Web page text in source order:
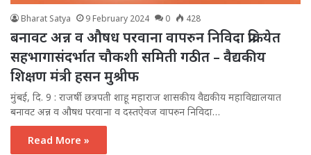
Bharat Satya 9 February 2024 0 428
बनावट अन्न व औषध परवाना वापरुन निविदा प्रक्रियेत
सहभागासंदर्भात चौकशी समिती गठीत – वैद्यकीय
शिक्षण मंत्री हसन मुश्रीफ
मुंबई, दि. 9 : राजर्षी छत्रपती शाहू महाराज शासकीय वैद्यकीय महाविद्यालयात
बनावट अन्न व औषध परवाना व दस्तऐवज वापरुन निविदा…
Read More »